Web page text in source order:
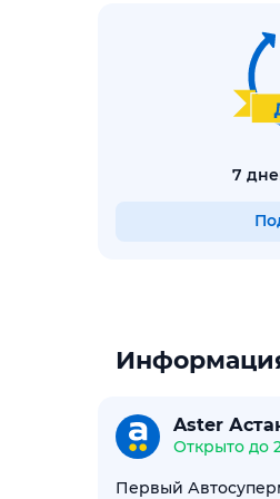
7
Aster
Открыто до
Первый